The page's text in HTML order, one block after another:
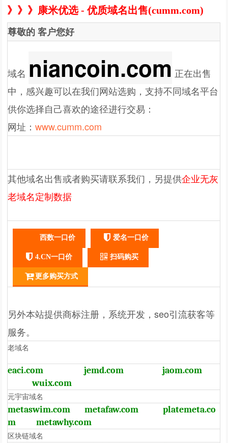
》》》康米优选 - 优质域名出售(cumm.com)
尊敬的客户您好
域名 niancoin.com 正在出售
中，感兴趣可以在我们网站选购，支持不同域名平台
供你选择自己喜欢的途径进行交易：
网址：www.cumm.com
其他域名出售或者购买请联系我们，另提供企业无灰
老域名定制数据
西数一口价 爱名一口价
4.CN一口价 扫码购买
更多购买方式
另外本站提供商标注册，系统开发，seo引流获客等
服务。
老域名
eaci.com jemd.com
jaom.com
wuix.com
元宇宙域名
metaswim.com metafaw.com
platemeta.co
m
metawhy.com
区块链域名